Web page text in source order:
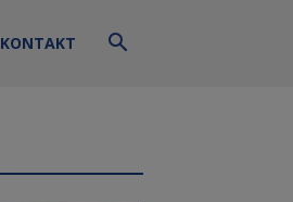
KONTAKT